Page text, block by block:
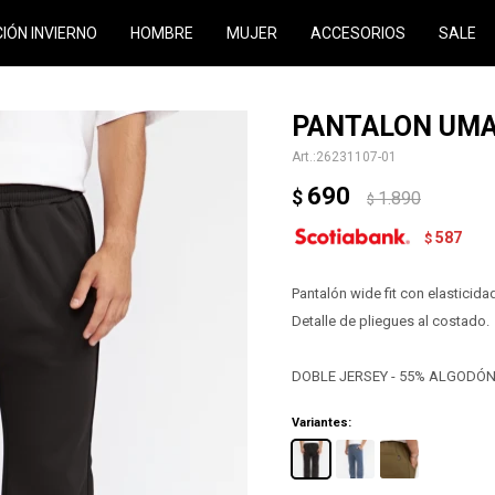
INVIERNO HOMBRE MUJER ACCESORIOS SALE
PANTALON
26231107-01
$ 690 $ 1.890
$ 587
Pantalón wide fit con
Detalle de pliegues al costado.
DOBLE JERSEY - 55%
Variantes: